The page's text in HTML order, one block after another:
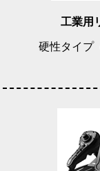
工業用
硬性タイプ